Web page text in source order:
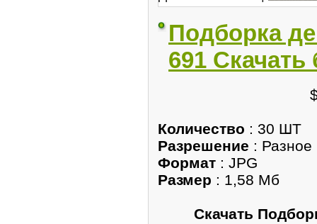
Подборка
691 Скачать
Количество : 30 ШТ
Разрешение : Разное
Формат : JPG
Размер : 1,58 Мб
Скачать